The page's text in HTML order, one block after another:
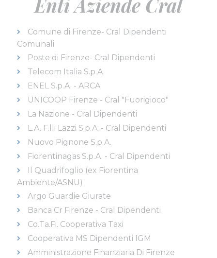
Comune di Firenze- Cral Dipendenti
Comunali
Poste di Firenze- Cral Dipendenti
Telecom Italia S.p.A.
ENEL S.p.A. - ARCA
UNICOOP Firenze - Cral "Fuorigioco"
La Nazione - Cral Dipendenti
L.A. F.lli Lazzi S.p.A: - Cral Dipendenti
Nuovo Pignone S.p.A.
Fiorentinagas S.p.A. - Cral Dipendenti
Il Quadrifoglio (ex Fiorentina
Ambiente/ASNU)
Argo Guardie Giurate
Banca Cr Firenze - Cral Dipendenti
Co.Ta.Fi. Cooperativa Taxi
Cooperativa MS Dipendenti IGM
Amministrazione Finanziaria Di Firenze